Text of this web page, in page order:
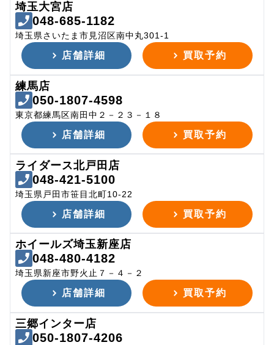
埼玉大宮店
048-685-1182
埼玉県さいたま市見沼区南中丸301-1
店舗詳細 買取予約
練馬店
050-1807-4598
東京都練馬区南田中２－２３－１８
店舗詳細 買取予約
ライダース北戸田店
048-421-5100
埼玉県戸田市笹目北町10-22
店舗詳細 買取予約
ホイールズ埼玉新座店
048-480-4182
埼玉県新座市野火止７－４－２
店舗詳細 買取予約
三郷インター店
050-1807-4206